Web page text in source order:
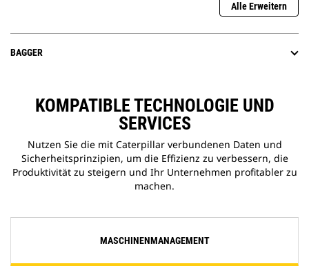
Alle Erweitern
BAGGER
KOMPATIBLE TECHNOLOGIE UND
SERVICES
Nutzen Sie die mit Caterpillar verbundenen Daten und
Sicherheitsprinzipien, um die Effizienz zu verbessern, die
Produktivität zu steigern und Ihr Unternehmen profitabler zu
machen.
MASCHINENMANAGEMENT